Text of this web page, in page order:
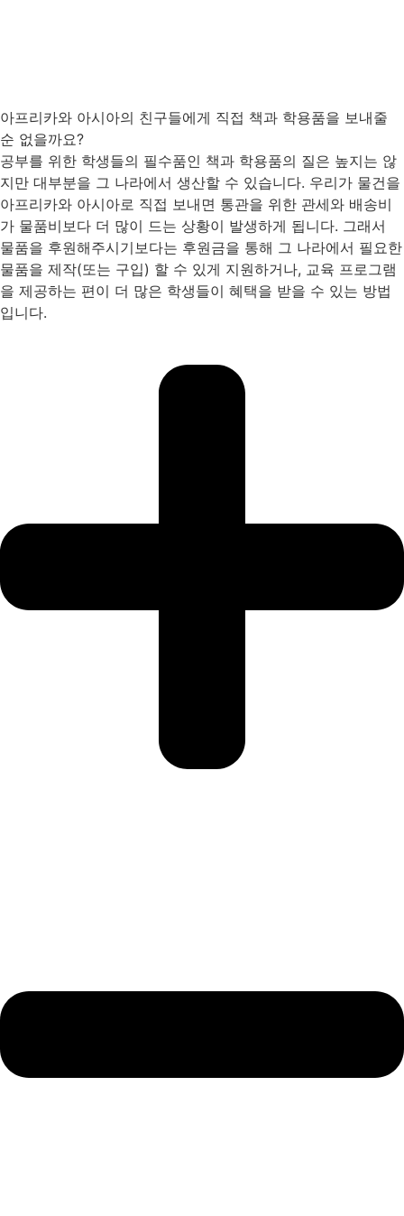
아프리카와 아시아의 친구들에게 직접 책과 학용품을 보내줄
순 없을까요?
공부를 위한 학생들의 필수품인 책과 학용품의 질은 높지는 않
지만 대부분을 그 나라에서 생산할 수 있습니다. 우리가 물건을
아프리카와 아시아로 직접 보내면 통관을 위한 관세와 배송비
가 물품비보다 더 많이 드는 상황이 발생하게 됩니다. 그래서
물품을 후원해주시기보다는 후원금을 통해 그 나라에서 필요한
물품을 제작(또는 구입) 할 수 있게 지원하거나, 교육 프로그램
을 제공하는 편이 더 많은 학생들이 혜택을 받을 수 있는 방법
입니다.